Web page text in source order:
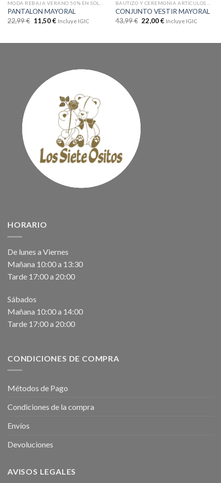
PANTALON MAYORAL
22,99€ 11,50€ Incluye IGIC
CONJUNTO VESTIR MAYORAL
43,99€ 22,00€ Incluye IGIC
HORARIO
De lunes a Viernes
Mañana 10:00 a 13:30
Tarde 17:00 a 20:00
Sábados
Mañana 10:00 a 14:00
Tarde 17:00 a 20:00
CONDICIONES DE COMPRA
Métodos de Pago
Condiciones de la compra
Envíos
Devoluciones
AVISOS LEGALES